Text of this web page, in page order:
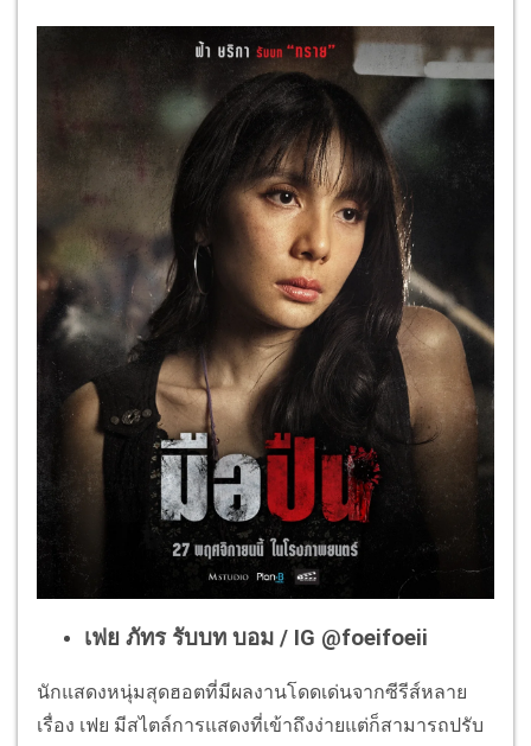
เฟย ภัทร รับบท บอม / IG @foeifoeii
นักแสดงหนุ่มสุดฮอตที่มีผลงานโดดเด่นจากซีรีส์หลาย
เรื่อง เฟย มีสไตล์การแสดงที่เข้าถึงง่ายแต่ก็สามารถปรับ